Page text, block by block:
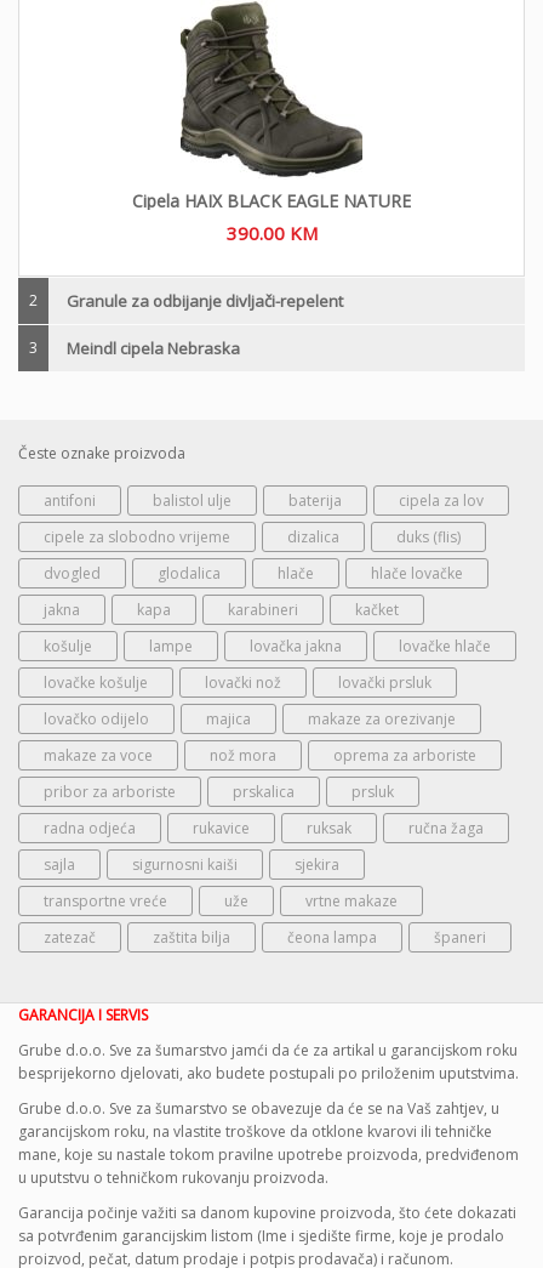
Cipela HAIX BLACK EAGLE NATURE
390.00 KM
2 Granule za odbijanje divljači-repelent
3 Meindl cipela Nebraska
Česte oznake proizvoda
antifoni balistol ulje baterija
cipela za lov
cipele za slobodno vrijeme
dizalica
duks (flis)
dvogled
glodalica hlače
hlače lovačke
jakna
kapa karabineri
kačket
košulje
lampe lovačka jakna
lovačke hlače
lovačke košulje
lovački nož
lovački prsluk
lovačko odijelo
majica
makaze za orezivanje
makaze za voce
nož mora
oprema za arboriste
pribor za arboriste
prskalica
prsluk
radna odjeća
rukavice ruksak
ručna žaga
sajla
sigurnosni kaiši
sjekira
transportne vreće
uže
vrtne makaze
zatezač
zaštita bilja čeona lampa španeri
GARANCIJA I SERVIS
Grube d.o.o. Sve za šumarstvo jamći da će za artikal u garancijskom roku
besprijekorno djelovati, ako budete postupali po priloženim uputstvima.
Grube d.o.o. Sve za šumarstvo se obavezuje da će se na Vaš zahtjev, u
garancijskom roku, na vlastite troškove da otklone kvarovi ili tehničke
mane, koje su nastale tokom pravilne upotrebe proizvoda, predviđenom
u uputstvu o tehničkom rukovanju proizvoda.
Garancija počinje važiti sa danom kupovine proizvoda, što ćete dokazati
sa potvrđenim garancijskim listom (Ime i sjedište firme, koje je prodalo
proizvod, pečat, datum prodaje i potpis prodavača) i računom.